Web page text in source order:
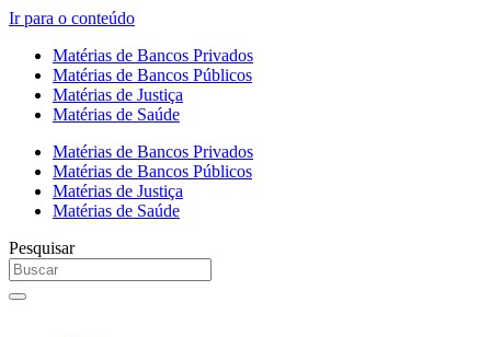
Ir para o conteúdo
Matérias de Bancos Privados
Matérias de Bancos Públicos
Matérias de Justiça
Matérias de Saúde
Matérias de Bancos Privados
Matérias de Bancos Públicos
Matérias de Justiça
Matérias de Saúde
Pesquisar